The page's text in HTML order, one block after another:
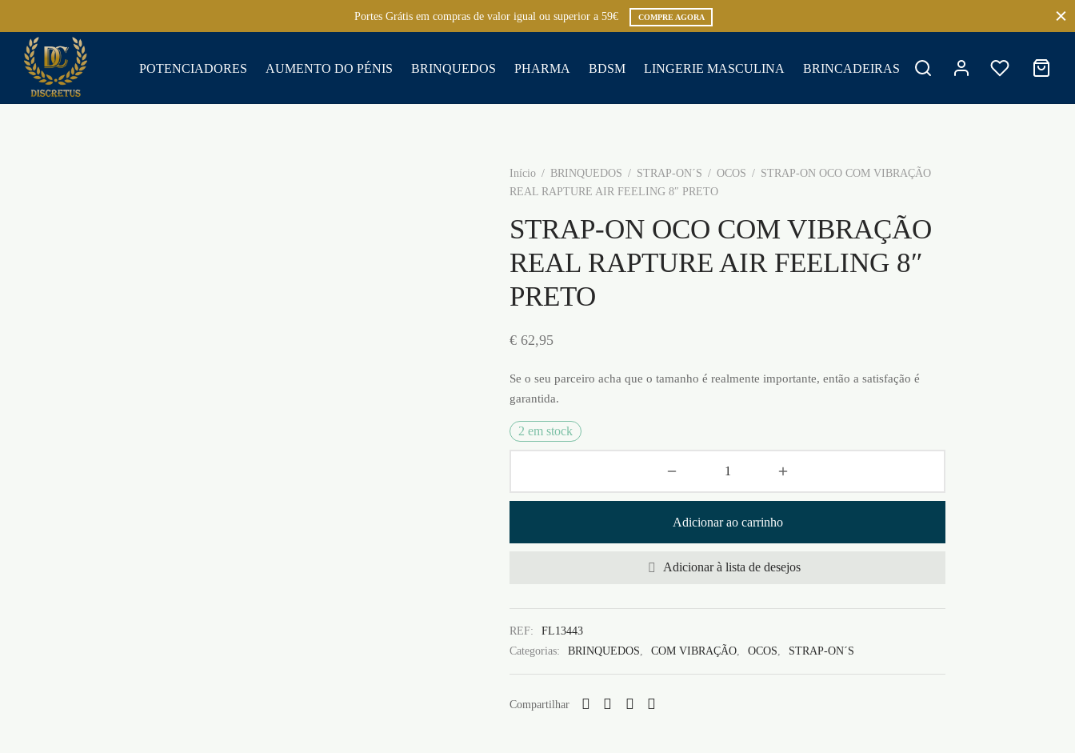
Portes Grátis em compras de valor igual ou superior a 59€ COMPRE AGORA
POTENCIADORES AUMENTO DO PÉNIS BRINQUEDOS PHARMA BDSM LINGERIE MASCULINA BRINCADEIRAS
Início / BRINQUEDOS / STRAP-ON´S / OCOS / STRAP-ON OCO COM VIBRAÇÃO
REAL RAPTURE AIR FEELING 8″ PRETO
STRAP-ON OCO COM VIBRAÇÃO
REAL RAPTURE AIR FEELING 8″
PRETO
€ 62,95
Se o seu parceiro acha que o tamanho é realmente importante, então a satisfação é
garantida.
2 em stock
Adicionar ao carrinho
Adicionar à lista de desejos
REF:
FL13443
Categorias:
BRINQUEDOS COM VIBRAÇÃO OCOS STRAP-ON´S
Compartilhar